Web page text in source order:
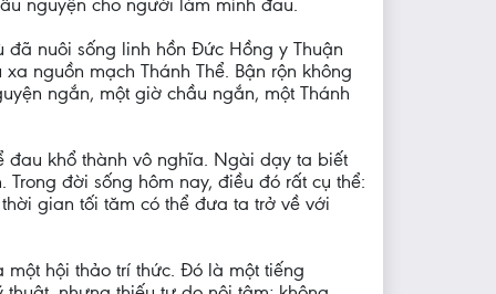
nguyện cho người làm mình đau.
đã nuôi sống linh hồn Đức Hồng y Thuận
nguồn mạch Thánh Thể. Bận rộn không
ngắn, một giờ chầu ngắn, một Thánh
đau khổ thành vô nghĩa. Ngài dạy ta biết
đời sống hôm nay, điều đó rất cụ thể:
gian tối tăm có thể đưa ta trở về với
hội thảo trí thức. Đó là một tiếng